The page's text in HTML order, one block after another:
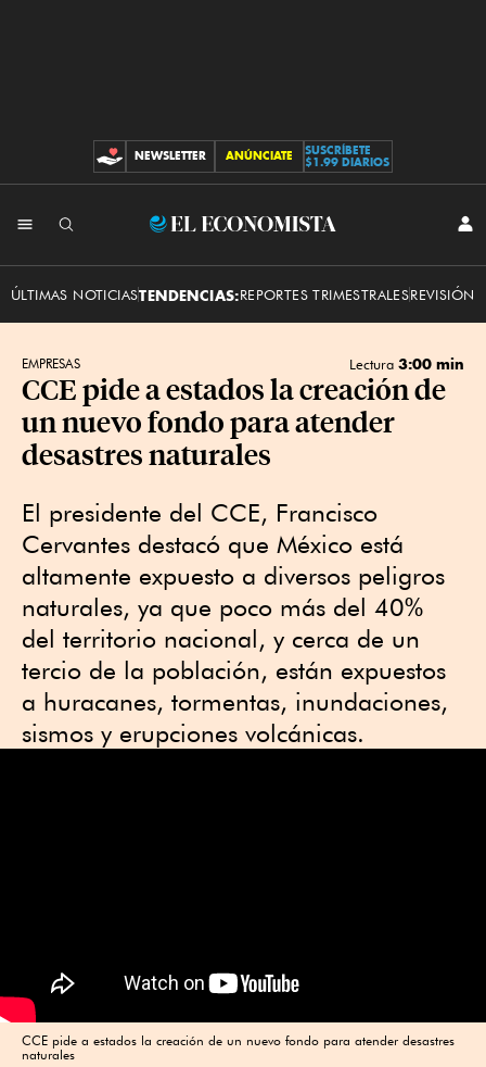
CONTRIBUCIONES
NEWSLETTER ANÚNCIATE
SUSCRÍBETE
$1.99 DIARIOS
El
ÚLTIMAS NOTICIASTENDENCIAS:REPORTES TRIMESTRALESREVISIÓN
EMPRESAS Lectura 3:00 min
CCE pide a estados la creación de
un nuevo fondo para atender
desastres naturales
El presidente del CCE, Francisco
Cervantes destacó que México está
altamente expuesto a diversos peligros
naturales, ya que poco más del 40%
del territorio nacional, y cerca de un
tercio de la población, están expuestos
a huracanes, tormentas, inundaciones,
sismos y erupciones volcánicas.
CCE pide a estados la creación de un nuevo fondo para atender desastres
naturales